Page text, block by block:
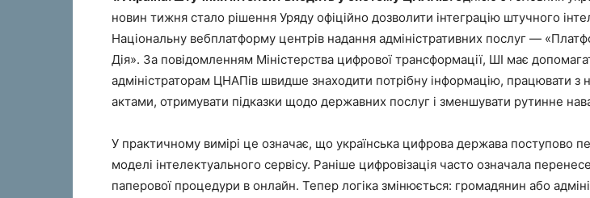
новин тижня стало рішення Уряду офіційно дозволити інтеграцію штучного
Національну вебплатформу центрів надання адміністративних послуг —
Дія». За повідомленням Міністерства цифрової трансформації, ШІ має
адміністраторам ЦНАПів швидше знаходити потрібну інформацію, працювати з
актами, отримувати підказки щодо державних послуг і зменшувати рутинне
У практичному вимірі це означає, що українська цифрова держава поступово
моделі інтелектуального сервісу. Раніше цифровізація часто означала
паперової процедури в онлайн. Тепер логіка змінюється: громадянин або